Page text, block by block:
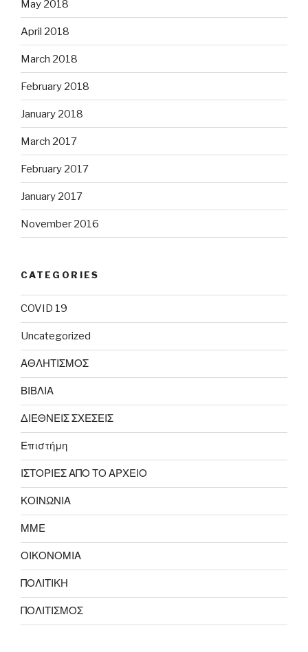
May 2018
April 2018
March 2018
February 2018
January 2018
March 2017
February 2017
January 2017
November 2016
CATEGORIES
COVID 19
Uncategorized
ΑΘΛΗΤΙΣΜΟΣ
ΒΙΒΛΙΑ
ΔΙΕΘΝΕΙΣ ΣΧΕΣΕΙΣ
Επιστήμη
ΙΣΤΟΡΙΕΣ ΑΠΟ ΤΟ ΑΡΧΕΙΟ
ΚΟΙΝΩΝΙΑ
ΜΜΕ
ΟΙΚΟΝΟΜΙΑ
ΠΟΛΙΤΙΚΗ
ΠΟΛΙΤΙΣΜΟΣ